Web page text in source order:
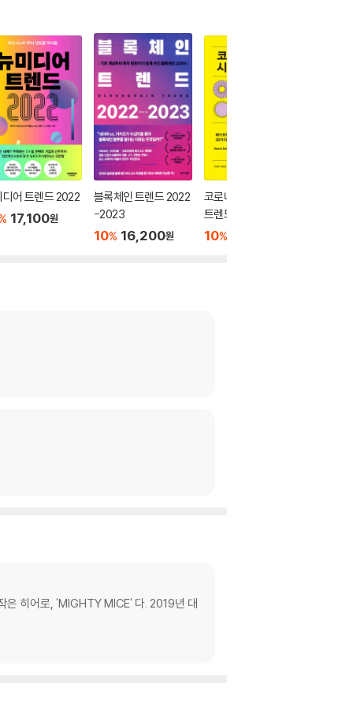
디어 트렌드 2022
17,100원
블록체인 트렌드 2022
-2023
10% 16,200원
코로나 시대의 역발상
트렌드
10%
은 히어로, 'MIGHTY MICE' 다. 2019년 대